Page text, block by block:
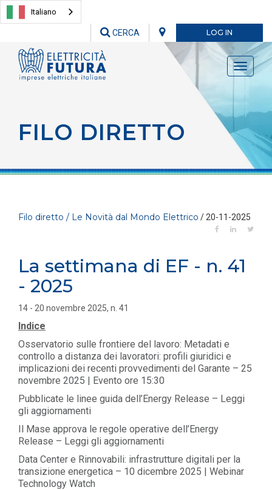
Italiano
LOG IN
CERCA
Toggle
FILO DIRETTO
Filo diretto / Le Novità dal Mondo Elettrico / 20-11-2025
La settimana di EF - n. 41
- 2025
14 - 20 novembre 2025, n. 41
Indice
Osservatorio sulle frontiere del lavoro: Metadati e
controllo a distanza dei lavoratori: profili giuridici e
implicazioni dei recenti provvedimenti del Garante – 25
novembre 2025 | Evento ore 15:30
Pubblicate le linee guida dell’Energy Release – Leggi
gli aggiornamenti
Il Mase approva le regole operative dell’Energy
Release – Leggi gli aggiornamenti
Data Center e Rinnovabili: infrastrutture digitali per la
transizione energetica – 10 dicembre 2025 | Webinar
Technology Watch